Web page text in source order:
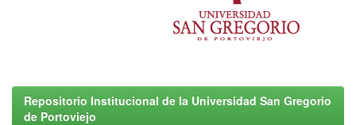
Repositorio Institucional de la Universidad San Gregorio
de Portoviejo